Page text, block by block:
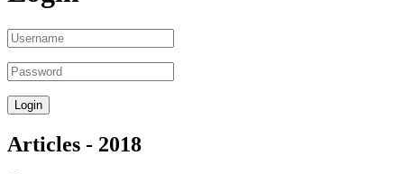
Articles - 2018